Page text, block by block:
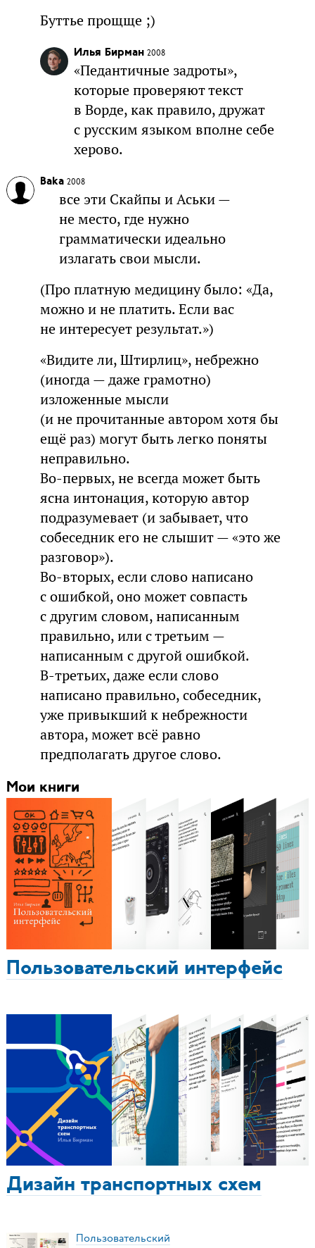
Буттье прощще ;)
Илья Бирман 2008
«Педантичные задроты»,
которые проверяют текст
в Ворде, как правило, дружат
с русским языком вполне себе
херово.
Baka 2008
все эти Скайпы и Аськи —
не место, где нужно
грамматически идеально
излагать свои мысли.
(Про платную медицину было: «Да,
можно и не платить. Если вас
не интересует результат.»)
«Видите ли, Штирлиц», небрежно
(иногда — даже грамотно)
изложенные мысли
(и не прочитанные автором хотя бы
ещё раз) могут быть легко поняты
неправильно.
Во-первых, не всегда может быть
ясна интонация, которую автор
подразумевает (и забывает, что
собеседник его не слышит — «это же
разговор»).
Во-вторых, если слово написано
с ошибкой, оно может совпасть
с другим словом, написанным
правильно, или с третьим —
написанным с другой ошибкой.
В-третьих, даже если слово
написано правильно, собеседник,
уже привыкший к небрежности
автора, может всё равно
предполагать другое слово.
Мои книги
Пользовательский интерфейс
Дизайн транспортных схем
Пользовательский